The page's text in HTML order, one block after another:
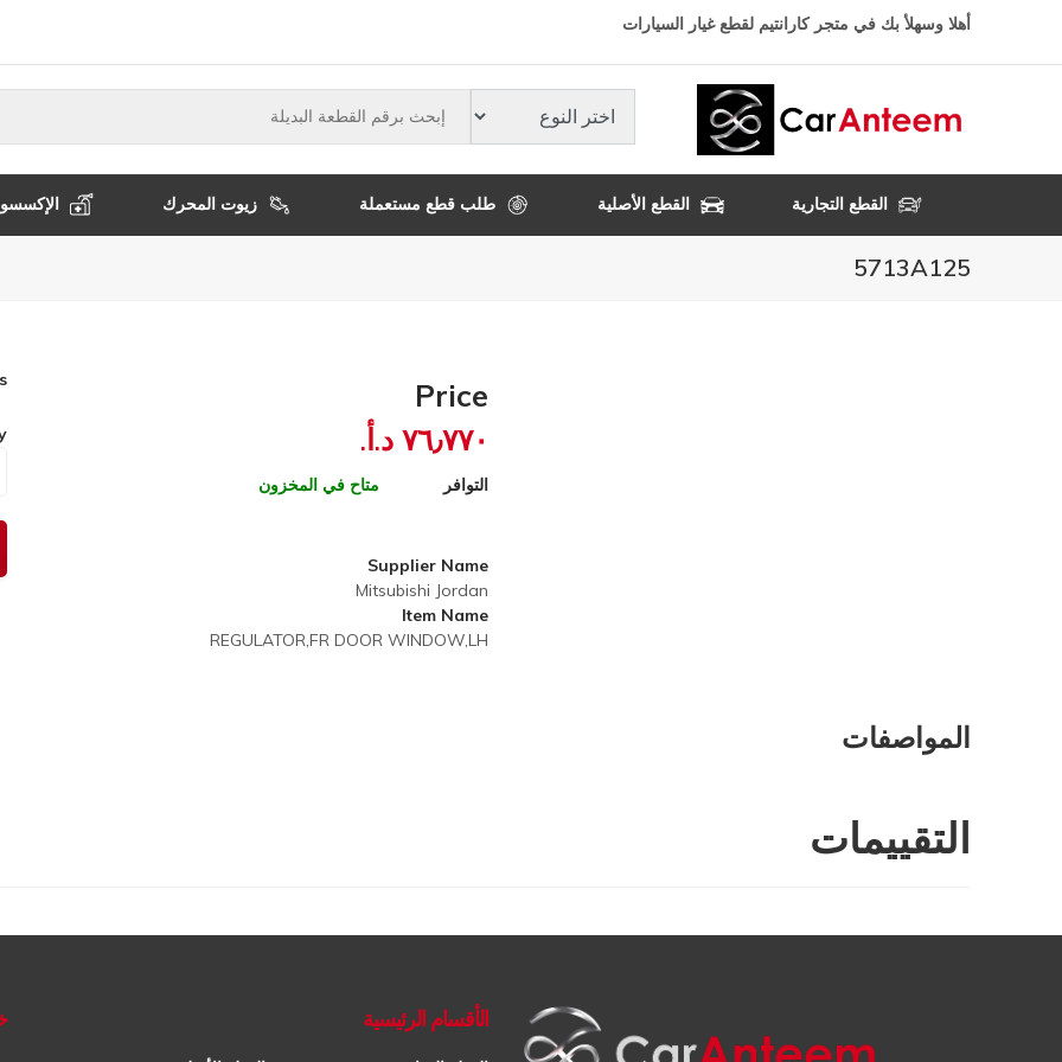
المحتوى
أهلا وسهلأ بك في متجر كارانتيم لقطع غيار السيارات
القطع التجارية القطع الأصلية طلب قطع مستعملة زيوت المحرك
5713A125
Price
٧٦٫٧٧٠ د.أ.‏
التوافر متاح في المخزون
Supplier Name
Mitsubishi Jordan
Item Name
REGULATOR,FR DOOR WINDOW,LH
المواصفات
التقييمات
الأقسام الرئيسية